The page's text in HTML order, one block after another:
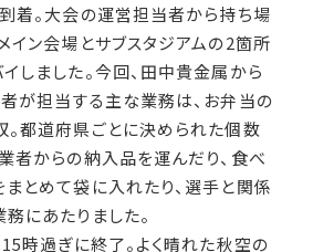
着。大会の運営担当者から持ち場
イン会場とサブスタジアムの2箇所
しました。今回、田中貴金属から
が担当する主な業務は、お弁当の
都道府県ごとに決められた個数
者からの納入品を運んだり、食べ
とめて袋に入れたり、選手と関係
にあたりました。
時過ぎに終了。よく晴れた秋空の